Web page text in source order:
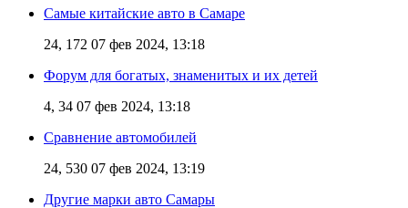
Самые китайские авто в Самаре
24, 172 07 фев 2024, 13:18
Форум для богатых, знаменитых и их детей
4, 34 07 фев 2024, 13:18
Сравнение автомобилей
24, 530 07 фев 2024, 13:19
Другие марки авто Самары